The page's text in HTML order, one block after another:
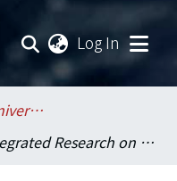
Log In
.National Taiwan University / 國立臺灣大學
Integrated Research on Social Media Analytics, Intelligence, and Management-社群媒體、新聞、與財報間的動態關係與資訊價值